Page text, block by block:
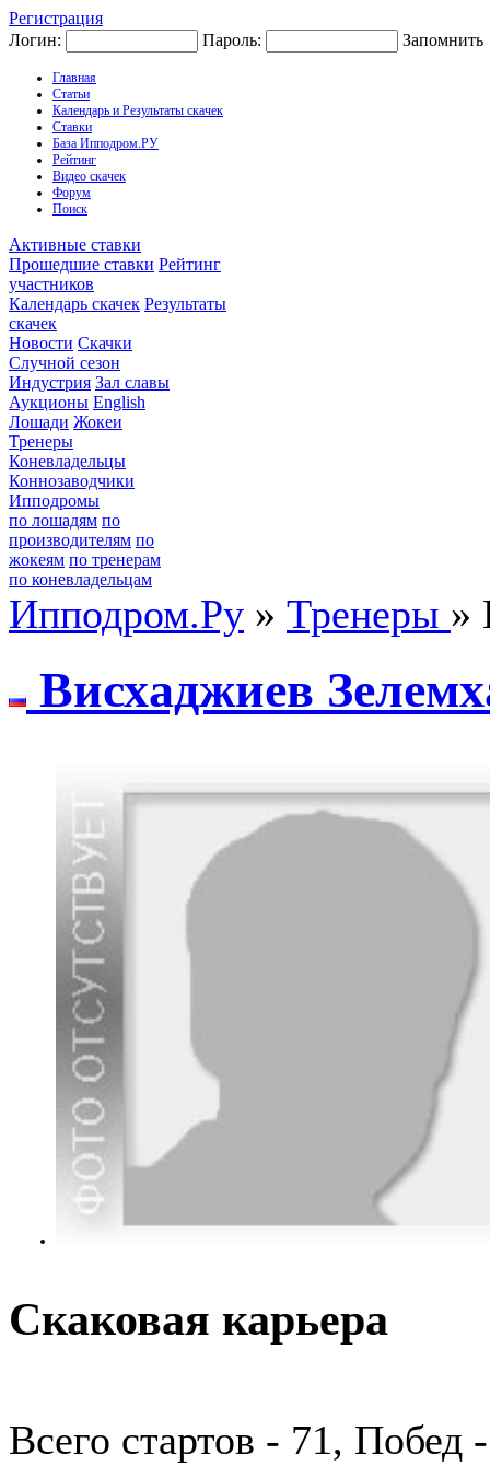
Регистрация
Логин:
Пароль: Запомнить
Главная
Статьи
Календарь и Результаты скачек
Ставки
База Ипподром.РУ
Рейтинг
Видео скачек
Форум
Поиск
Активные ставки
Прошедшие ставки Рейтинг
участников
Календарь скачек Результаты
скачек
Новости Скачки
Случной сезон
Индустрия Зал славы
Аукционы English
Лошади Жокеи
Тренеры
Коневладельцы
Коннозаводчики
Ипподромы
по лошадям по
производителям по
жокеям по тренерам
по коневладельцам
Ипподром.Ру » Тренеры »
Висхaджиев
Скаковая карьера
Всего стартов - 71,